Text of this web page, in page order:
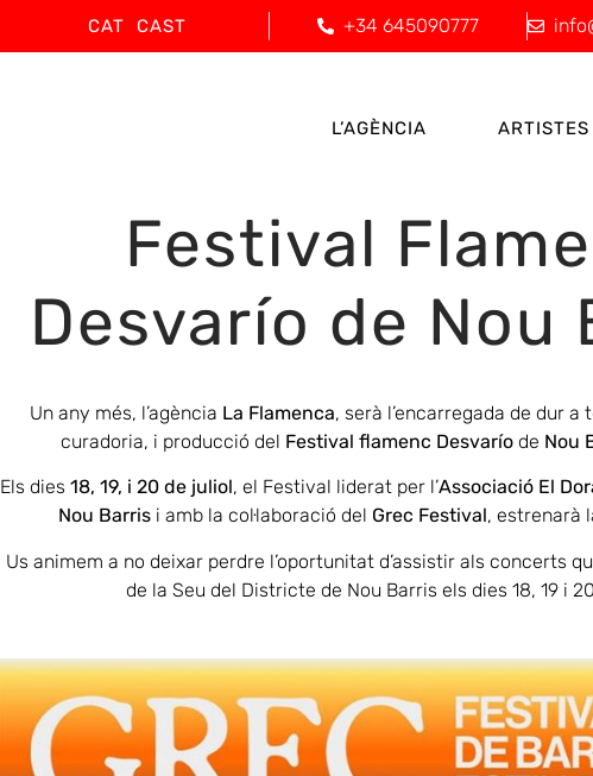
CAT CAST +34 645090777
L’AGÈNCIA ARTISTES
Festival
Desvarío de Nou
Un any més, l’agència La Flamenca, serà l’encarregada de dur a
curadoria, i producció del Festival flamenc Desvaríode Nou
Els dies 18, 19, i 20 de juliol, el Festival liderat per l’Associació El
Nou Barris i amb la col·laboració del Grec Festival, estrenarà
Us animem a no deixar perdre l’oportunitat d’assistir als concerts
de la Seu del Districte de Nou Barris els dies 18, 19 i